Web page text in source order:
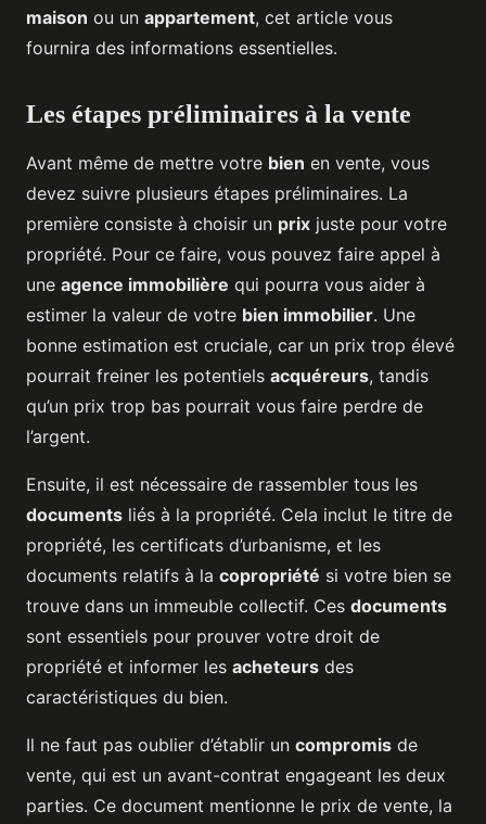
maison ou un appartement, cet article vous
fournira des informations essentielles.
Les étapes préliminaires à la vente
Avant même de mettre votre bien en vente, vous
devez suivre plusieurs étapes préliminaires. La
première consiste à choisir un prix juste pour votre
propriété. Pour ce faire, vous pouvez faire appel à
une agence immobilière qui pourra vous aider à
estimer la valeur de votre bien immobilier. Une
bonne estimation est cruciale, car un prix trop élevé
pourrait freiner les potentiels acquéreurs, tandis
qu’un prix trop bas pourrait vous faire perdre de
l’argent.
Ensuite, il est nécessaire de rassembler tous les
documents liés à la propriété. Cela inclut le titre de
propriété, les certificats d’urbanisme, et les
documents relatifs à la copropriété si votre bien se
trouve dans un immeuble collectif. Ces documents
sont essentiels pour prouver votre droit de
propriété et informer les acheteurs des
caractéristiques du bien.
Il ne faut pas oublier d’établir un compromis de
vente, qui est un avant-contrat engageant les deux
parties. Ce document mentionne le prix de vente, la